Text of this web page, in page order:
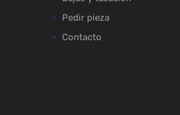
Pedir pieza
Contacto